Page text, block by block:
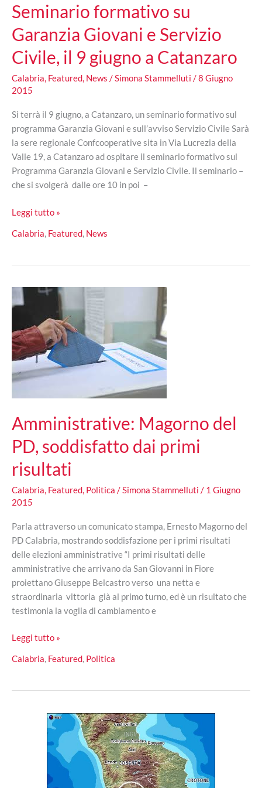
Seminario formativo su
Garanzia Giovani e Servizio
Civile, il 9 giugno a Catanzaro
Calabria, Featured, News /Simona Stammelluti /8 Giugno
2015
Si terrà il 9 giugno, a Catanzaro, un seminario formativo sul
programma Garanzia Giovani e sull’avviso Servizio Civile Sarà
la sere regionale Confcooperative sita in Via Lucrezia della
Valle 19, a Catanzaro ad ospitare il seminario formativo sul
Programma Garanzia Giovani e Servizio Civile. Il seminario –
che si svolgerà dalle ore 10 in poi –
Seminario
su
Giovani
Servizio
Civile,
9
giugno
Catanzaro
Leggi tutto »
Calabria Featured News
Amministrative: Magorno del
PD, soddisfatto dai primi
risultati
Calabria Featured Politica / Simona Stammelluti / 1 Giugno
2015
Parla attraverso un comunicato stampa, Ernesto Magorno del
PD Calabria, mostrando soddisfazione per i primi risultati
delle elezioni amministrative “I primi risultati delle
amministrative che arrivano da San Giovanni in Fiore
proiettano Giuseppe Belcastro verso una netta e
straordinaria vittoria già al primo turno, ed è un risultato che
testimonia la voglia di cambiamento e
Amministrative:
del
soddisfatto
Leggi tutto »
Calabria, Featured, Politica